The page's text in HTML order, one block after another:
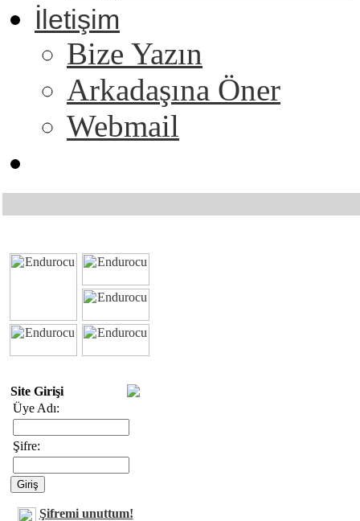
İletişim
Bize Yazın
Arkadaşına Öner
Webmail
Site Girişi
Üye Adı:
Şifre:
Şifremi unuttum!